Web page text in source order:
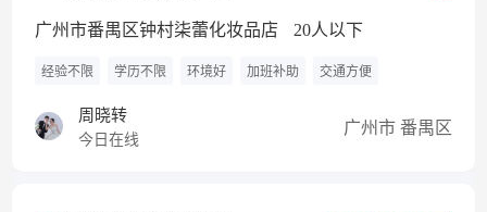
广州市番禺区钟村柒蕾化妆品店 20人以下
经验不限 学历不限 环境好 加班补助 交通方便
周晓转
今日在线
广州市 番禺区